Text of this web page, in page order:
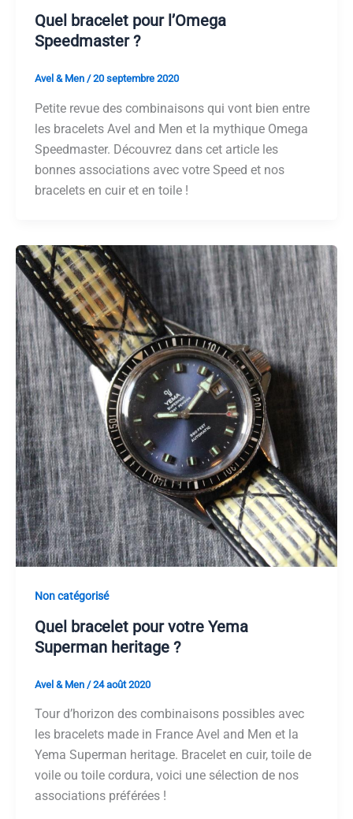
Quel bracelet pour l’Omega
Speedmaster ?
Avel & Men /20 septembre 2020
Petite revue des combinaisons qui vont bien entre
les bracelets Avel and Men et la mythique Omega
Speedmaster. Découvrez dans cet article les
bonnes associations avec votre Speed et nos
bracelets en cuir et en toile !
Non catégorisé
Quel bracelet pour votre Yema
Superman heritage ?
Avel & Men /24 août 2020
Tour d’horizon des combinaisons possibles avec
les bracelets made in France Avel and Men et la
Yema Superman heritage. Bracelet en cuir, toile de
voile ou toile cordura, voici une sélection de nos
associations préférées !